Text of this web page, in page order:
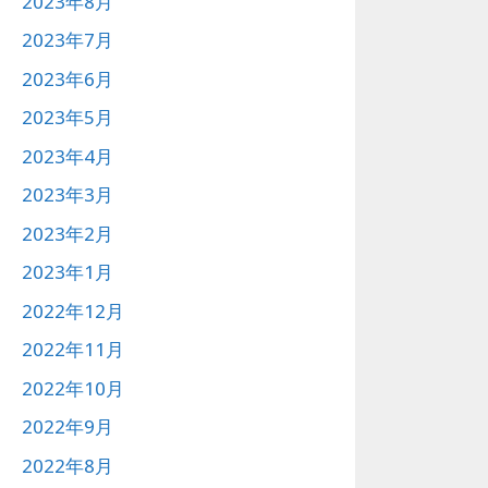
2023年7月
2023年6月
2023年5月
2023年4月
2023年3月
2023年2月
2023年1月
2022年12月
2022年11月
2022年10月
2022年9月
2022年8月